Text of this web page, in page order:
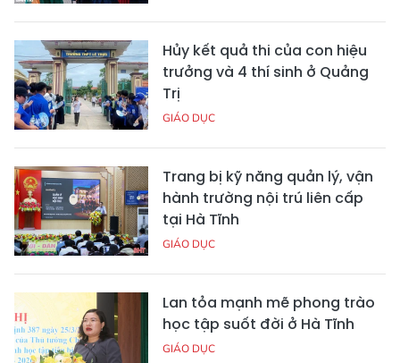
Hủy kết quả thi của con hiệu
trưởng và 4 thí sinh ở Quảng
Trị
GIÁO DỤC
Trang bị kỹ năng quản lý, vận
hành trường nội trú liên cấp
tại Hà Tĩnh
GIÁO DỤC
Lan tỏa mạnh mẽ phong trào
học tập suốt đời ở Hà Tĩnh
GIÁO DỤC